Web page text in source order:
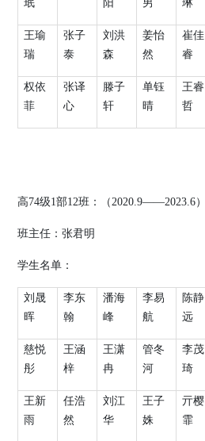
珉
阳
男
琳
王瑜
瑞
张子
泰
刘洪
森
姜怡
然
崔佳
睿
权依
菲
张译
心
滕子
轩
单钰
晴
王睿
哲
高74级1部12班：（2020.9——2023.6）
班主任：张君明
学生名单：
刘晟
晖
李东
翰
潘海
峰
李易
航
陈静
远
慈悦
彤
王涵
梓
王潇
冉
管冬
河
李茂
琦
王新
雨
任浩
然
刘江
华
王子
姝
亓樱
霏